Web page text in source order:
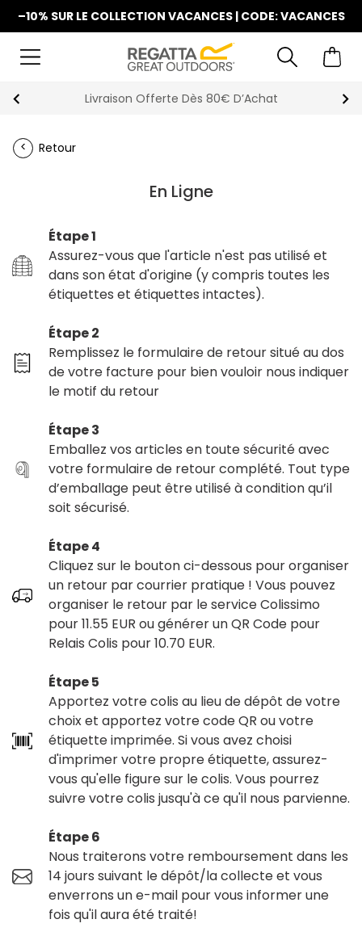
–10% SUR LE COLLECTION VACANCES | CODE: VACANCES
Livraison Offerte Dès 80€ D’Achat
Retour
En Ligne
Étape 1
Assurez-vous que l'article n'est pas utilisé et
dans son état d'origine (y compris toutes les
étiquettes et étiquettes intactes).
Étape 2
Remplissez le formulaire de retour situé au dos
de votre facture pour bien vouloir nous indiquer
le motif du retour
Étape 3
Emballez vos articles en toute sécurité avec
votre formulaire de retour complété. Tout type
d’emballage peut être utilisé à condition qu’il
soit sécurisé.
Étape 4
Cliquez sur le bouton ci-dessous pour organiser
un retour par courrier pratique ! Vous pouvez
organiser le retour par le service Colissimo
pour 11.55 EUR ou générer un QR Code pour
Relais Colis pour 10.70 EUR.
Étape 5
Apportez votre colis au lieu de dépôt de votre
choix et apportez votre code QR ou votre
étiquette imprimée. Si vous avez choisi
d'imprimer votre propre étiquette, assurez-
vous qu'elle figure sur le colis. Vous pourrez
suivre votre colis jusqu'à ce qu'il nous parvienne.
Étape 6
Nous traiterons votre remboursement dans les
14 jours suivant le dépôt/la collecte et vous
enverrons un e-mail pour vous informer une
fois qu'il aura été traité!